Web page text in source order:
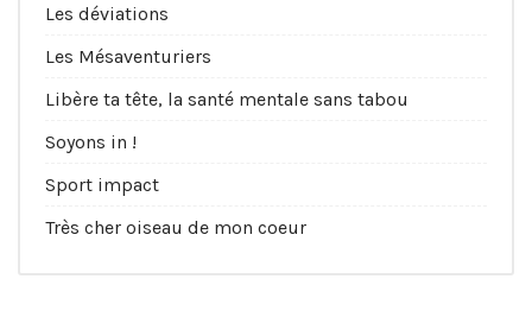
Les déviations
Les Mésaventuriers
Libère ta tête, la santé mentale sans tabou
Soyons in !
Sport impact
Très cher oiseau de mon coeur